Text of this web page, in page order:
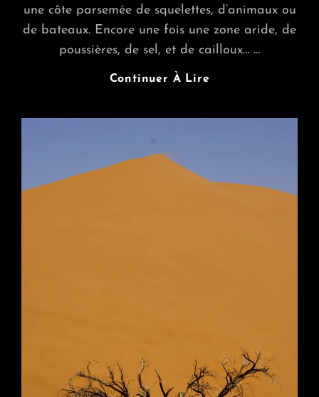
une côte parsemée de squelettes, d’animaux ou
de bateaux. Encore une fois une zone aride, de
poussières, de sel, et de cailloux… …
Continuer À LireNamibie